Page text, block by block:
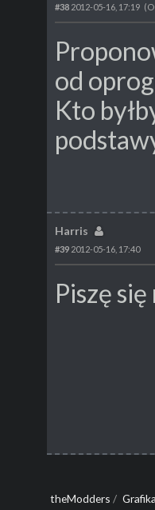
#38 2012-05-16, 17:19
od
Kto
Harris
#39 2012-05-16, 17:40
Piszę
theModders /